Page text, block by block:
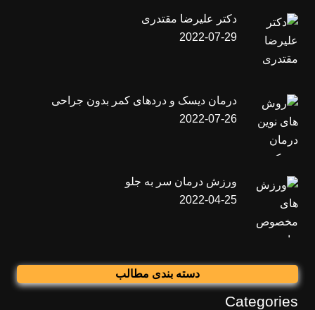
دکتر علیرضا مقتدری
2022-07-29
درمان دیسک و دردهای کمر بدون جراحی
2022-07-26
ورزش درمان سر به جلو
2022-04-25
دسته بندی مطالب
Categories